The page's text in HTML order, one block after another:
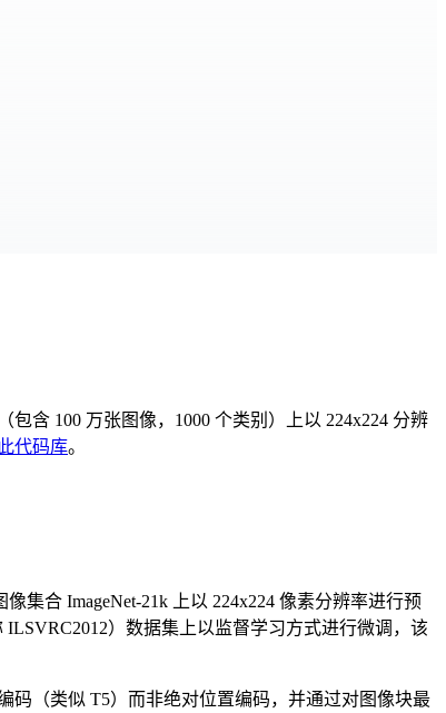
包含 100 万张图像，1000 个类别）上以 224x224 分辨
此代码库。
集合 ImageNet-21k 上以 224x224 像素分辨率进行预
）数据集上以监督学习方式进行微调，该
码（类似 T5）而非绝对位置编码，并通过对图像块最